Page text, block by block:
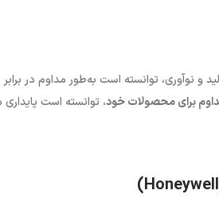
و نوآوری، توانسته است به‌طور مداوم در
برای محصولات خود، توانسته است